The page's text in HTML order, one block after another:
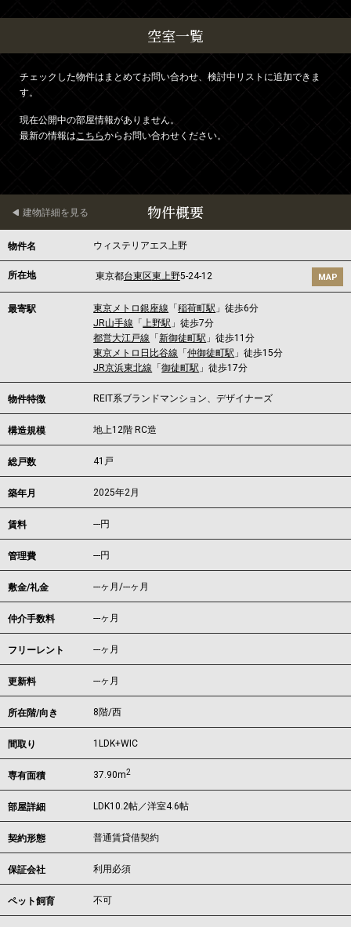
空室一覧
チェックした物件はまとめてお問い合わせ、検討中リストに追加できま
す。
現在公開中の部屋情報がありません。
最新の情報はこちらからお問い合わせください。
物件概要
建物詳細を見る
物件名 ウィステリアエス上野
所在地 東京都台東区東上野5-24-12 MAP
最寄駅 東京メトロ銀座線 「稲荷町駅 」徒歩6分
JR山手線 「上野駅 」徒歩7分
都営大江戸線 「新御徒町駅 」徒歩11分
東京メトロ日比谷線 「仲御徒町駅 」徒歩15分
JR京浜東北線 「御徒町駅 」徒歩17分
物件特徴 REIT系ブランドマンション、デザイナーズ
構造規模 地上12階 RC造
総戸数 41戸
築年月 2025年2月
賃料 ---円
管理費 ---円
敷金/礼金 ---ヶ月/---ヶ月
仲介手数料 ---ヶ月
フリーレント ---ヶ月
更新料 ---ヶ月
所在階/向き 8階/西
間取り 1LDK+WIC
専有面積 37.90m2
部屋詳細 LDK10.2帖／洋室4.6帖
契約形態 普通賃貸借契約
保証会社 利用必須
ペット飼育 不可